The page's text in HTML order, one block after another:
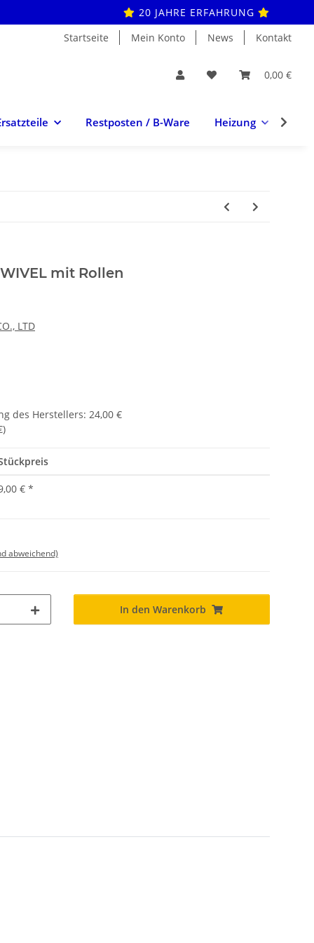
20 JAHRE ERFAHRUNG
Startseite
Mein Konto News Kontakt
0,00 €
Restposten / B-Ware Heizung
mit Rollen
LTD
des Herstellers: 24,00 €
)
€ *
abweichend)
In den Warenkorb